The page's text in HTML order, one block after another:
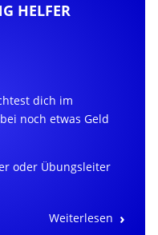
HELFER
dich im
noch etwas Geld
oder Übungsleiter
Weiterlesen